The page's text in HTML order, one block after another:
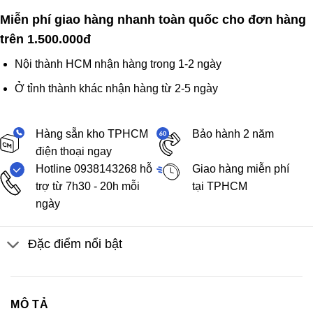
Miễn phí giao hàng nhanh toàn quốc cho đơn hàng
trên 1.500.000đ
Nội thành HCM nhận hàng trong 1-2 ngày
Ở tỉnh thành khác nhận hàng từ 2-5 ngày
Hàng sẵn kho TPHCM
điện thoại ngay
Bảo hành 2 năm
Hotline 0938143268 hỗ
trợ từ 7h30 - 20h mỗi
ngày
Giao hàng miễn phí
tại TPHCM
Đặc điểm nổi bật
MÔ TẢ